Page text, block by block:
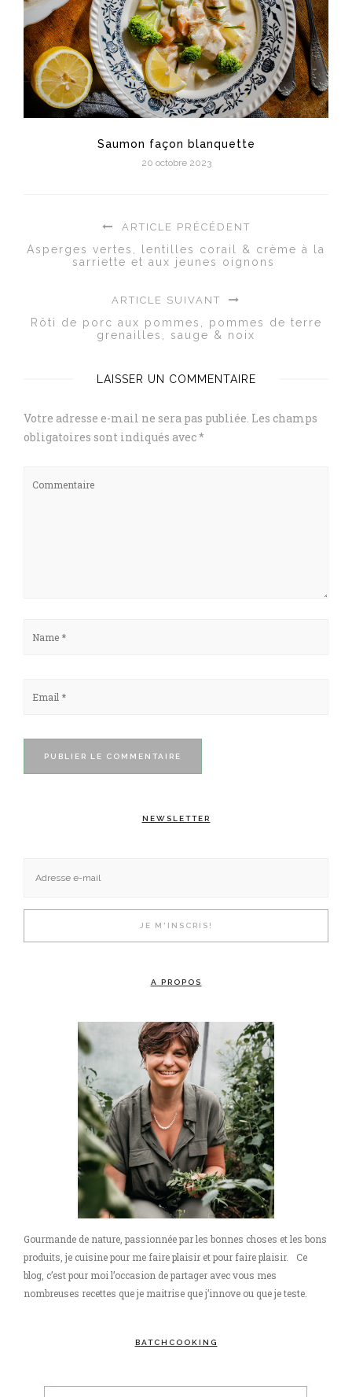
Saumon façon blanquette
20 octobre 2023
ARTICLE PRÉCÉDENT
Asperges vertes, lentilles corail & crème à la
sarriette et aux jeunes oignons
ARTICLE SUIVANT
Rôti de porc aux pommes, pommes de terre
grenailles, sauge & noix
LAISSER UN COMMENTAIRE
Votre adresse e-mail ne sera pas publiée. Les champs
obligatoires sont indiqués avec*
NEWSLETTER
A PROPOS
Gourmande de nature, passionnée par les bonnes choses et les bons
produits, je cuisine pour me faire plaisir et pour faire plaisir. Ce
blog, c’est pour moi l’occasion de partager avec vous mes
nombreuses recettes que je maitrise que j’innove ou que je teste.
BATCHCOOKING